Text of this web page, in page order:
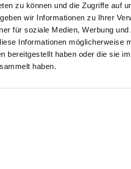
zu können und die Zugriffe auf
wir Informationen zu Ihrer
für soziale Medien, Werbung
Informationen möglicherweise
bereitgestellt haben oder die sie
haben.